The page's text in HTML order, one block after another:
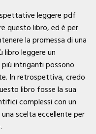
leggere pdf
questo libro, ed è per
la promessa di una
leggere un
intriganti possono
In retrospettiva, credo
libro fosse la sua
complessi con un
scelta eccellente per